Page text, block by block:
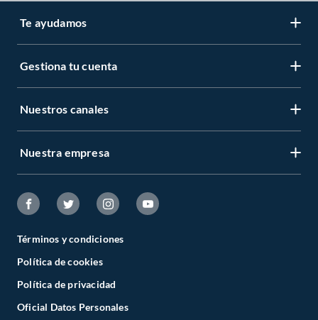
Te ayudamos
Gestiona tu cuenta
Nuestros canales
Nuestra empresa
Términos y condiciones
Política de cookies
Política de privacidad
Oficial Datos Personales